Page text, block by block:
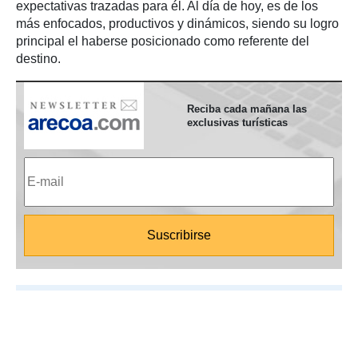
expectativas trazadas para él. Al día de hoy, es de los
más enfocados, productivos y dinámicos, siendo su logro
principal el haberse posicionado como referente del
destino.
Reciba cada mañana las
exclusivas turísticas